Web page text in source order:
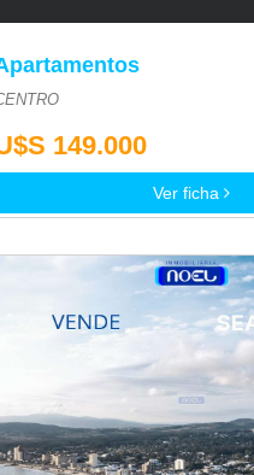
149.000
Ver ficha